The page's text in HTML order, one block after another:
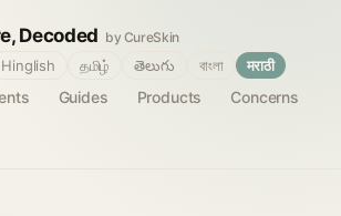
Decoded by CureSkin
Guides Products
Concerns
Hinglish தமிழ் తెలుగు বাংলা मराठी